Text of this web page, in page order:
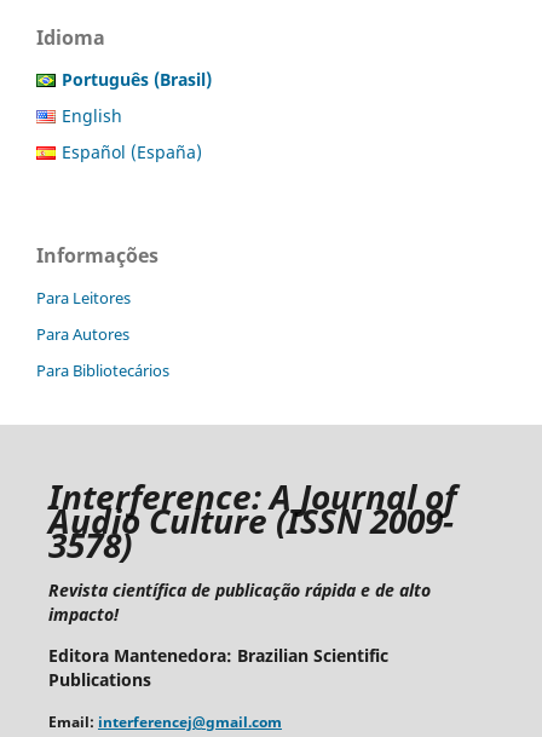
Idioma
Português (Brasil)
English
Español (España)
Informações
Para Leitores
Para Autores
Para Bibliotecários
Interference: A Journal of
Audio Culture(ISSN 2009-
3578)
Revista científica de publicação rápida e de alto
impacto!
Editora Mantenedora: Brazilian Scientific
Publications
Email: interferencej@gmail.com